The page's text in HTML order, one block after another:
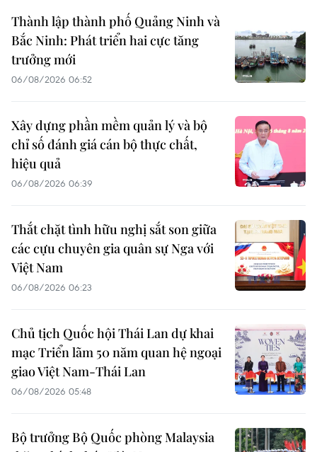
Thành lập thành phố Quảng Ninh và
Bắc Ninh: Phát triển hai cực tăng
trưởng mới
06/08/2026 06:52
Xây dựng phần mềm quản lý và bộ
chỉ số đánh giá cán bộ thực chất,
hiệu quả
06/08/2026 06:39
Thắt chặt tình hữu nghị sắt son giữa
các cựu chuyên gia quân sự Nga với
Việt Nam
06/08/2026 06:23
Chủ tịch Quốc hội Thái Lan dự khai
mạc Triển lãm 50 năm quan hệ ngoại
giao Việt Nam-Thái Lan
06/08/2026 05:48
Bộ trưởng Bộ Quốc phòng Malaysia